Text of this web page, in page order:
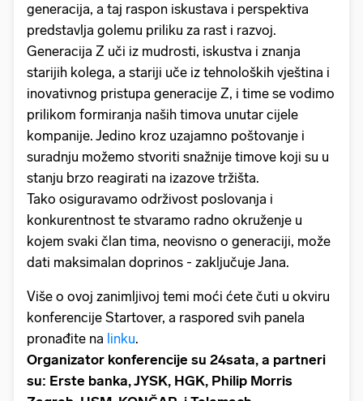
generacija, a taj raspon iskustava i perspektiva
predstavlja golemu priliku za rast i razvoj.
Generacija Z uči iz mudrosti, iskustva i znanja
starijih kolega, a stariji uče iz tehnoloških vještina i
inovativnog pristupa generacije Z, i time se vodimo
prilikom formiranja naših timova unutar cijele
kompanije. Jedino kroz uzajamno poštovanje i
suradnju možemo stvoriti snažnije timove koji su u
stanju brzo reagirati na izazove tržišta.
Tako osiguravamo održivost poslovanja i
konkurentnost te stvaramo radno okruženje u
kojem svaki član tima, neovisno o generaciji, može
dati maksimalan doprinos - zaključuje Jana.
Više o ovoj zanimljivoj temi moći ćete čuti u okviru
konferencije Startover, a raspored svih panela
pronađite na linku.
Organizator konferencije su 24sata, a partneri
su: Erste banka, JYSK, HGK, Philip Morris